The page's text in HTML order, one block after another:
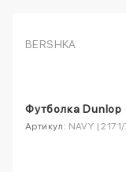
BERSHKA
Футболка Dunlop
Артикул: NAVY |